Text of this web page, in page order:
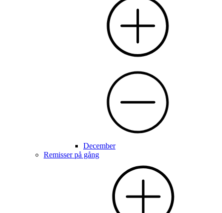
December
Remisser på gång